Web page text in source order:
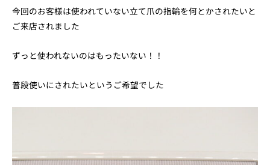
今回のお客様は使われていない立て爪の指輪を何とかされたいと
ご来店されました
ずっと使われないのはもったいない！！
普段使いにされたいというご希望でした